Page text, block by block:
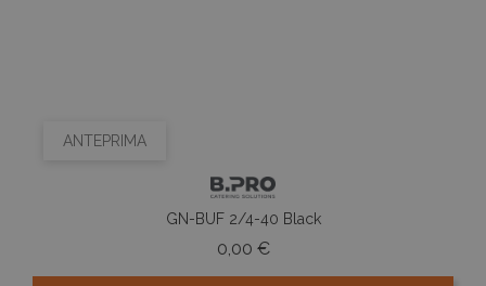
ANTEPRIMA
GN-BUF 2/4-40 Black
0,00 €Prezzo